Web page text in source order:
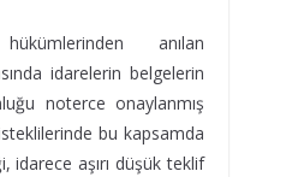
anılan
idarelerin belgelerin
noterce onaylanmış
bu kapsamda
idarece aşırı düşük teklif